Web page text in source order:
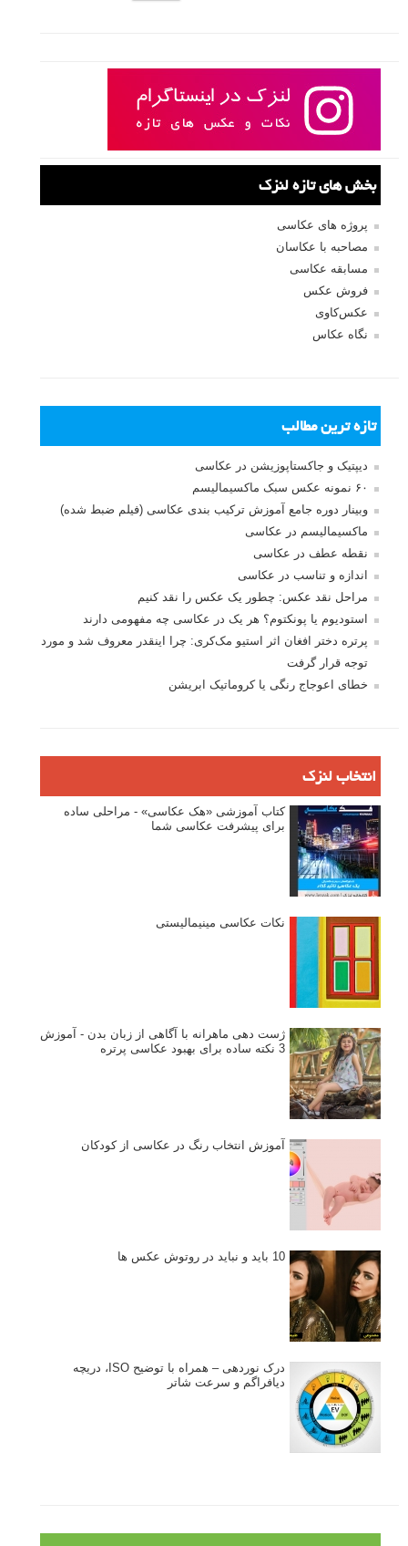
بخش های تازه لنزک
پروژه های عکاسی
مصاحبه با عکاسان
مسابقه عکاسی
فروش عکس
عکس‌کاوی
نگاه عکاس
تازه ترین مطالب
دیپتیک و جاکستا‌پوزیشن در عکاسی
۶۰ نمونه عکس سبک ماکسیمالیسم
وبینار دوره جامع آموزش ترکیب بندی عکاسی (فیلم ضبط شده)
ماکسیمالیسم در عکاسی
نقطه عطف در عکاسی
اندازه و تناسب در عکاسی
مراحل نقد عکس: چطور یک عکس را نقد کنیم
استودیوم یا پونکتوم؟ هر یک در عکاسی چه مفهومی دارند
پرتره دختر افغان اثر استیو مک‌کری: چرا اینقدر معروف شد و مورد
توجه قرار گرفت
خطای اعوجاج رنگی یا کروماتیک ابریشن
انتخاب لنزک
کتاب آموزشی «هک عکاسی» - مراحلی ساده
برای پیشرفت عکاسی شما
نکات عکاسی مینیمالیستی
ژست دهی ماهرانه با آگاهی از زبان بدن - آموزش
3 نکته ساده برای بهبود عکاسی پرتره
آموزش انتخاب رنگ در عکاسی از کودکان
10 باید و نباید در روتوش عکس ها
درک نوردهی – همراه با توضیح ISO، دریچه
دیافراگم و سرعت شاتر